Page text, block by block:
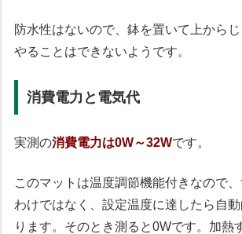
防水性はないので、鉢を置いて上から
やることはできないようです。
消費電力と電気代
実測の消費電力は0W～32Wです。
このマットは温度調節機能付きなので
わけではなく、設定温度に達したら自
ります。そのとき測ると0Wです。加熱